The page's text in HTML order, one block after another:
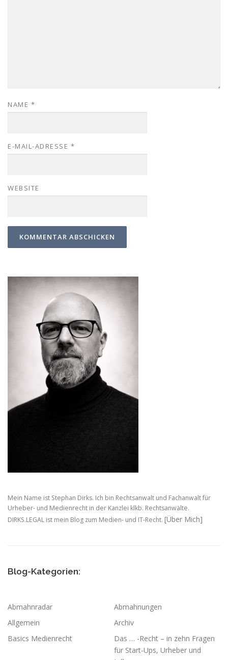
NAME *
E-MAIL-ADRESSE *
WEBSITE
Mein Name ist Stephan Dirks. Ich bin Rechtsanwalt und Fachanwalt für
Urheber- und Medienrecht in der Kanzlei klkb. Rechtsanwälte.
DIRKS.LEGAL ist mein Blog zum Medien- und IT-Recht. [Über Mich]
Blog-Kategorien:
Abmahnradar
Abmahnungen
Allgemein
Archiv
Basics Medienrecht
Das … -Recht – in zehn Fragen
für Start-Ups, Urheber und